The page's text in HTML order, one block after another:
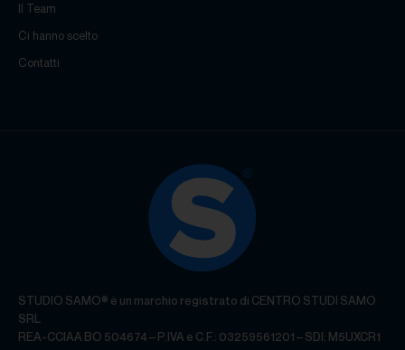
Il Team
Ci hanno scelto
Contatti
STUDIO SAMO® è un marchio registrato di CENTRO STUDI SAMO
SRL
REA-CCIAA BO 504674 – P.IVA e C.F.: 03259561201 – SDI: M5UXCR1